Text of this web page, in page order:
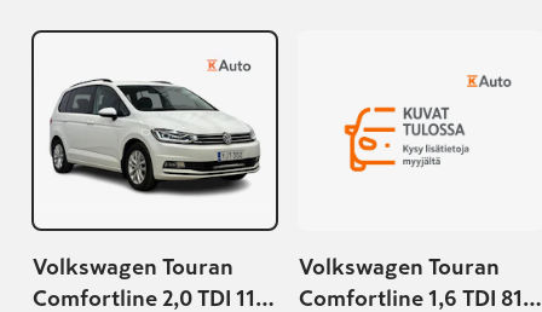
Volkswagen Touran
Comfortline 2,0 TDI 110
Volkswagen Touran
Comfortline 1,6 TDI 81